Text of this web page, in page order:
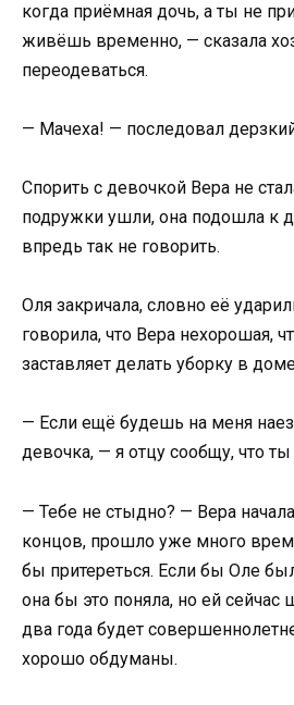
когда приёмная дочь, а ты не
живёшь временно, — сказала
переодеваться.
— Мачеха! — последовал
Спорить с девочкой Вера не
подружки ушли, она подошла к
впредь так не говорить.
Оля закричала, словно её
говорила, что Вера нехорошая,
заставляет делать уборку в
— Если ещё будешь на меня
девочка, — я отцу сообщу, что
— Тебе не стыдно? — Вера
концов, прошло уже много
бы притереться. Если бы Оле
она бы это поняла, но ей сейчас
два года будет
хорошо обдуманы.